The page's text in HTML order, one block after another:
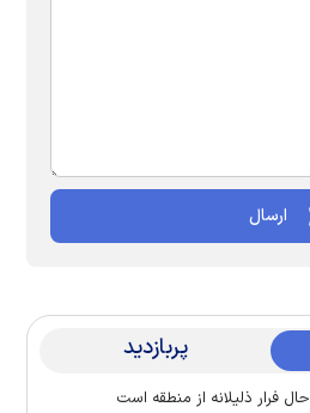
پربازدید
فرار ذلیلانه از منطقه است